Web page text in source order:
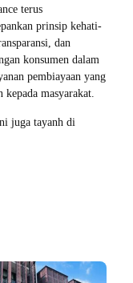
terus
prinsip kehati-
dan
konsumen dalam
pembiayaan yang
kepada masyarakat.
juga tayanh di